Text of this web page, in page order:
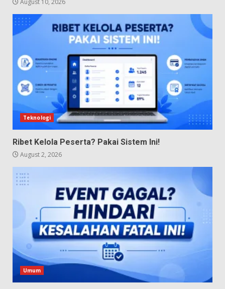
Teknologi
Ribet Kelola Peserta? Pakai Sistem Ini!
August 2, 2026
Umum